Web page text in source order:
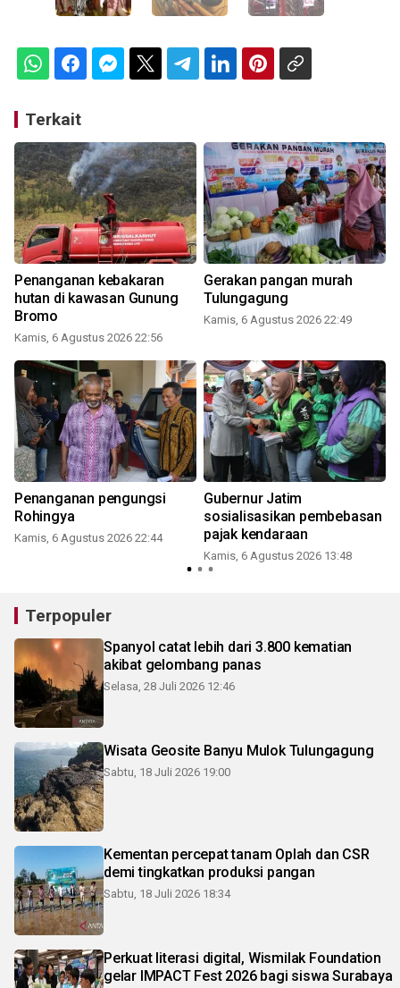
Terkait
Penanganan kebakaran
hutan di kawasan Gunung
Bromo
Kamis, 6 Agustus 2026 22:56
Gerakan pangan murah
Tulungagung
Kamis, 6 Agustus 2026 22:49
Penanganan pengungsi
Rohingya
Kamis, 6 Agustus 2026 22:44
Gubernur Jatim
sosialisasikan pembebasan
pajak kendaraan
Kamis, 6 Agustus 2026 13:48
Terpopuler
Spanyol catat lebih dari 3.800 kematian
akibat gelombang panas
Selasa, 28 Juli 2026 12:46
Wisata Geosite Banyu Mulok Tulungagung
Sabtu, 18 Juli 2026 19:00
Kementan percepat tanam Oplah dan CSR
demi tingkatkan produksi pangan
Sabtu, 18 Juli 2026 18:34
Perkuat literasi digital, Wismilak Foundation
gelar IMPACT Fest 2026 bagi siswa Surabaya